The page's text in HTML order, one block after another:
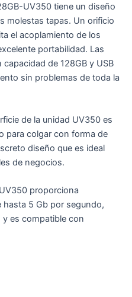
UV350 tiene un diseño
molestas tapas. Un orificio
el acoplamiento de los
portabilidad. Las
de 128GB y USB
sin problemas de toda la
de la unidad UV350 es
para colgar con forma de
diseño que es ideal
de negocios.
proporciona
5 Gb por segundo,
es compatible con